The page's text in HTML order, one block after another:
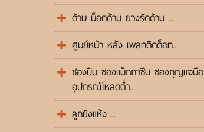
ขั้นตอนการสั่งซื้อ
แจ้งชำระเงิน
ค้นหาสินค้า
ติดต่อเรา
ด้าม น็อตด้าม ยางรัดด้าม ...
ศูนย์หน้า หลัง เพลทติดด็อท...
ซองปืน ซองแม็กกาซีน ซองกุญแจมือ
อุปกรณ์โหลดต่ำ...
ลูกยิงแห้ง ...